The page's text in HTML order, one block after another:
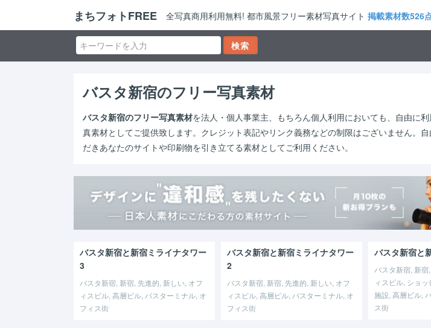
まちフォトFREE 全写真商用利用無料! 都市風景フリー素材写真サイト 掲載素材数526
バスタ新宿のフリー写真素材
バスタ新宿のフリー写真素材を法人・個人事業主、もちろん個人利用においても、自由に
真素材としてご提供致します。クレジット表記やリンク義務などの制限はございません。
だきあなたのサイトや印刷物を引き立てる素材としてご利用ください。
バスタ新宿と新宿ミライナタワー
3
バスタ新宿, 新宿, 先進的, 新しい, オフ
ィスビル, 高層ビル, バスターミナル, オ
フィス街
バスタ新宿と新宿ミライナタワー
2
バスタ新宿, 新宿, 先進的, 新しい, オフ
ィスビル, 高層ビル, バスターミナル, オ
フィス街
バスタ新宿と
バスタ新宿, 新
ィスビル, ショ
施設, 高層ビル,
ス街